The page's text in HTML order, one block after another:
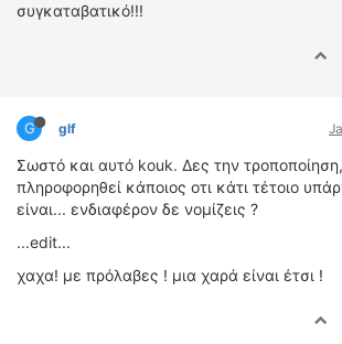
συγκαταβατικό!!!
G glf
Σωστό και αυτό kouk. Δες την
πληροφορηθεί κάποιος οτι κάτι τέτοιο
είναι... ενδιαφέρον δε νομίζεις ?
...edit...
χαχα! με πρόλαβες ! μια χαρά είναι έτσι !